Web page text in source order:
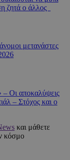
ζητά ο άλλος
μετανάστες
– Οι αποκαλύψεις
– Στόχος και ο
και μάθετε
κόσμο